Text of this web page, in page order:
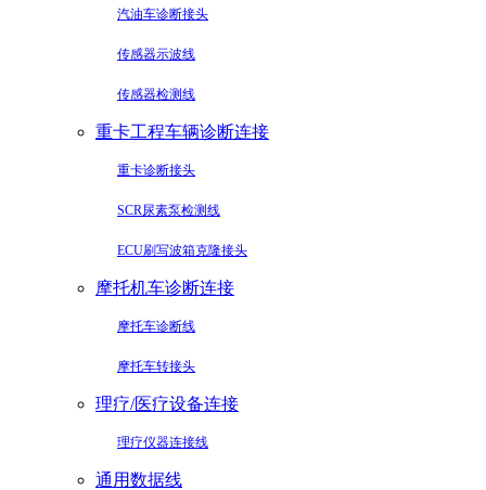
汽油车诊断接头
传感器示波线
传感器检测线
重卡工程车辆诊断连接
重卡诊断接头
SCR尿素泵检测线
ECU刷写波箱克隆接头
摩托机车诊断连接
摩托车诊断线
摩托车转接头
理疗/医疗设备连接
理疗仪器连接线
通用数据线